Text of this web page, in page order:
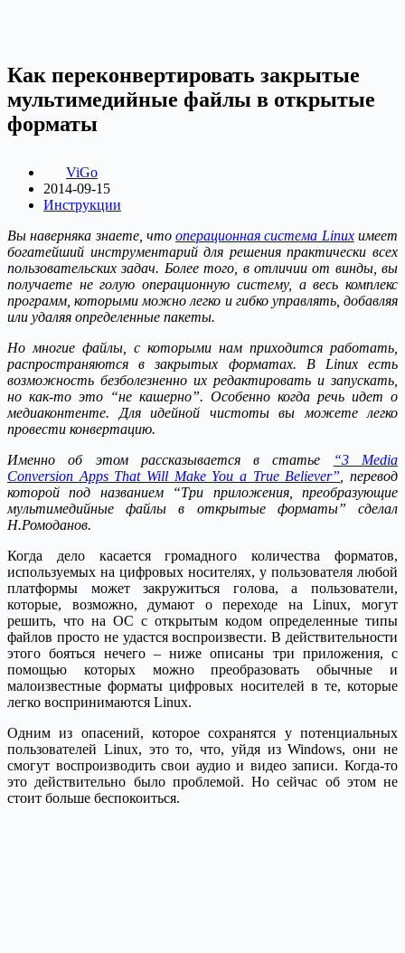
Как переконвертировать закрытые
мультимедийные файлы в открытые
форматы
ViGo
2014-09-15
Инструкции
Вы наверняка знаете, чтооперационная система Linuxимеет
богатейший инструментарий для решения практически всех
пользовательских задач. Более того, в отличии от винды, вы
получаете не голую операционную систему, а весь комплекс
программ, которыми можно легко и гибко управлять, добавляя
или удаляя определенные пакеты.
Но многие файлы, с которыми нам приходится работать,
распространяются в закрытых форматах. В Linux есть
возможность безболезненно их редактировать и запускать,
но как-то это “не кашерно”. Особенно когда речь идет о
медиаконтенте. Для идейной чистоты вы можете легко
провести конвертацию.
Именно об этом рассказывается в статье
“3 Media
Conversion Apps That Will Make You a True Believer” , перевод
которой под названием “Три приложения, преобразующие
мультимедийные файлы в открытые форматы” сделал
Н.Ромоданов.
Когда дело касается громадного количества форматов,
используемых на цифровых носителях, у пользователя любой
платформы может закружиться голова, а пользователи,
которые, возможно, думают о переходе на Linux, могут
решить, что на ОС с открытым кодом определенные типы
файлов просто не удастся воспроизвести. В действительности
этого бояться нечего – ниже описаны три приложения, с
помощью которых можно преобразовать обычные и
малоизвестные форматы цифровых носителей в те, которые
легко воспринимаются Linux.
Одним из опасений, которое сохранятся у потенциальных
пользователей Linux, это то, что, уйдя из Windows, они не
смогут воспроизводить свои аудио и видео записи. Когда-то
это действительно было проблемой. Но сейчас об этом не
стоит больше беспокоиться.